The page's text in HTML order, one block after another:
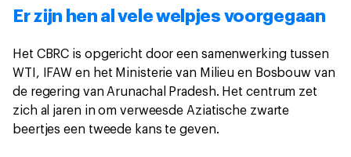
Er zijn hen al vele welpjes voorgegaan
Het CBRC is opgericht door een samenwerking tussen
WTI, IFAW en het Ministerie van Milieu en Bosbouw van
de regering van Arunachal Pradesh. Het centrum zet
zich al jaren in om verweesde Aziatische zwarte
beertjes een tweede kans te geven.